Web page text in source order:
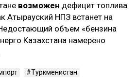
возможен дефицит топлива
Атырауский НПЗ встанет на
объем «бензина
Казахстана намерено
Туркменистан